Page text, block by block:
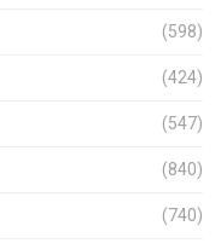
(598)
(424)
(547)
(840)
(740)